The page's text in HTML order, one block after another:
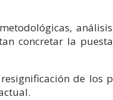
concretar la
de los